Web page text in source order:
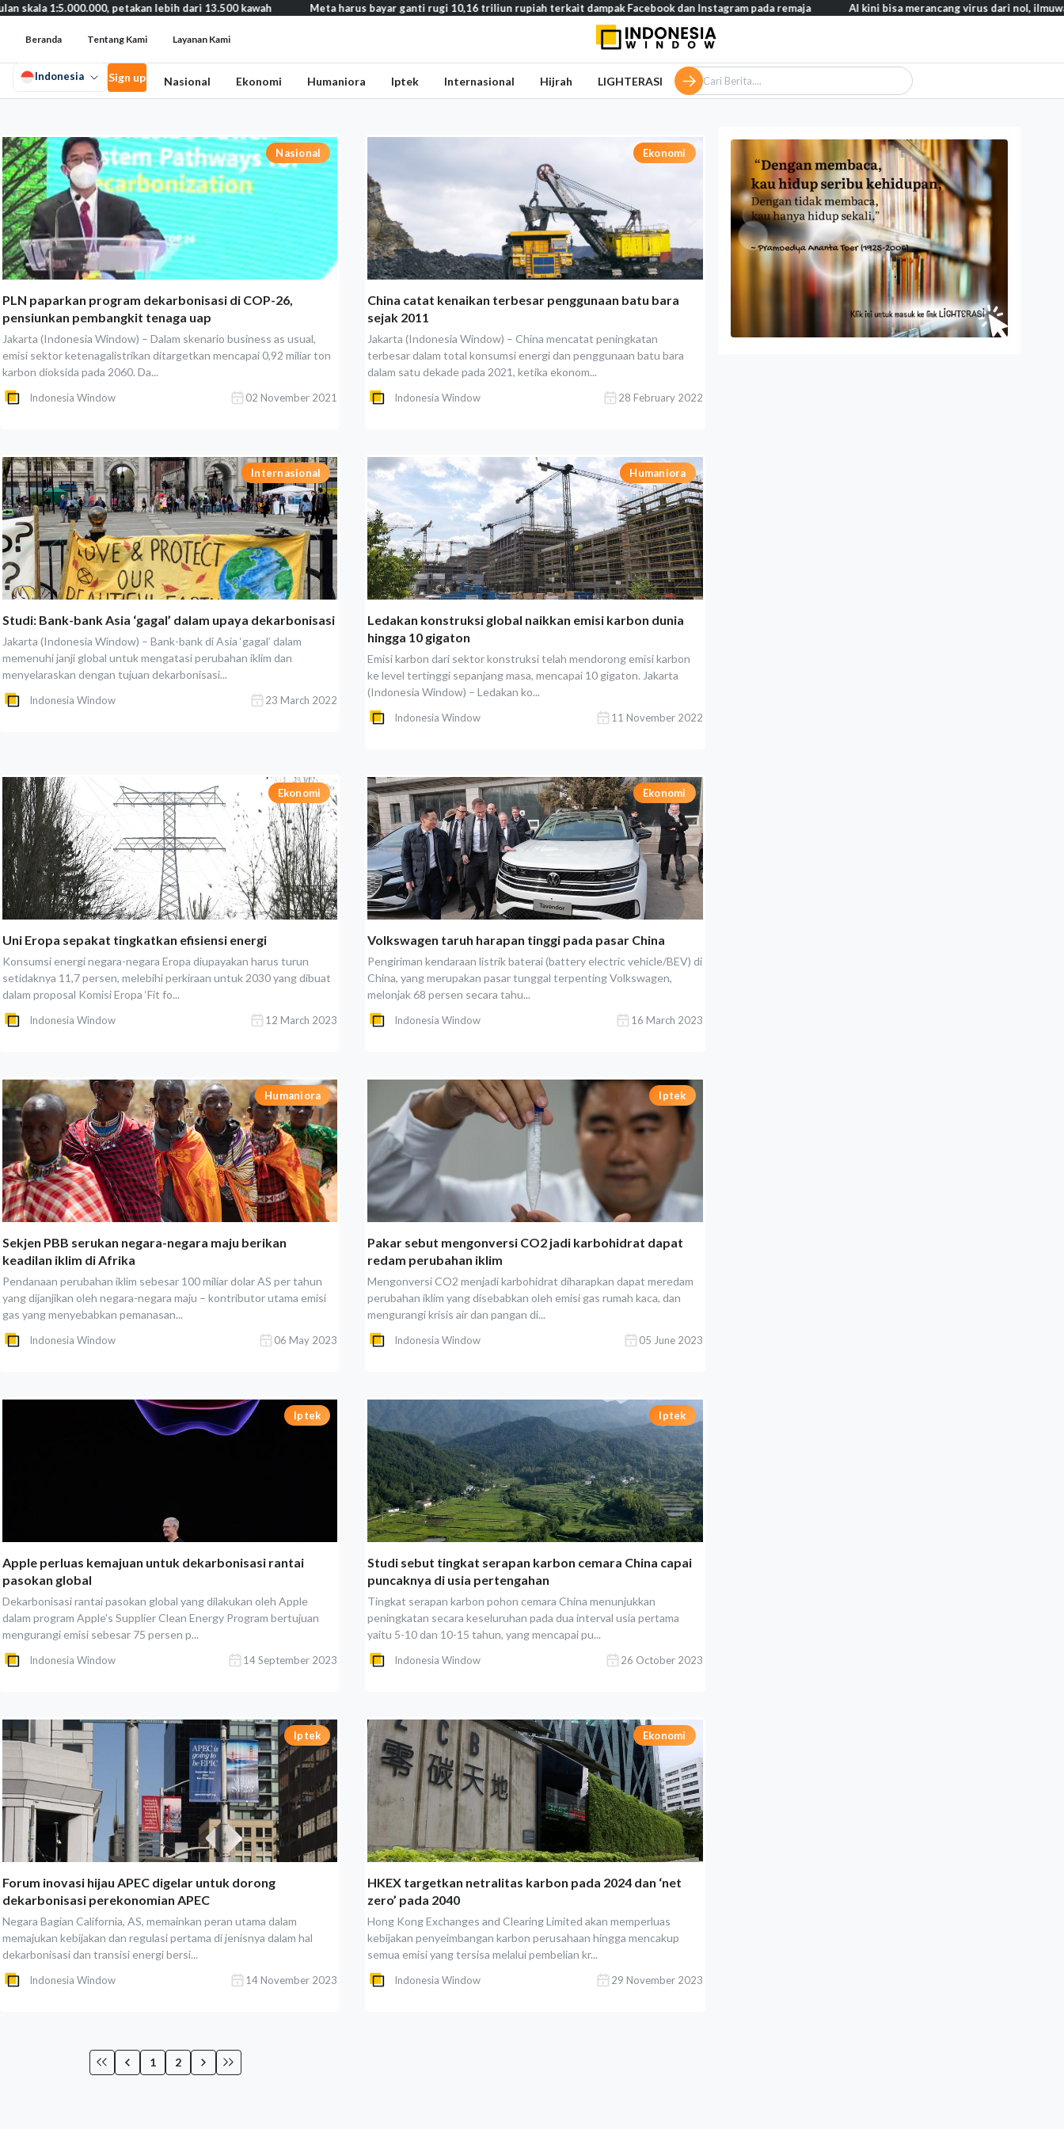
Nasional
PLN paparkan program dekarbonisasi di COP-26,
pensiunkan pembangkit tenaga uap
Jakarta (Indonesia Window) – Dalam skenario business as usual,
emisi sektor ketenagalistrikan ditargetkan mencapai 0,92 miliar ton
karbon dioksida pada 2060. Da...
Indonesia Window 02 November 2021
Ekonomi
China catat kenaikan terbesar penggunaan batu bara
sejak 2011
Jakarta (Indonesia Window) – China mencatat peningkatan
terbesar dalam total konsumsi energi dan penggunaan batu bara
dalam satu dekade pada 2021, ketika ekonom...
Indonesia Window 28 February 2022
Internasional
Studi: Bank-bank Asia ‘gagal’ dalam upaya dekarbonisasi
Jakarta (Indonesia Window) – Bank-bank di Asia ‘gagal’ dalam
memenuhi janji global untuk mengatasi perubahan iklim dan
menyelaraskan dengan tujuan dekarbonisasi...
Indonesia Window 23 March 2022
Humaniora
Ledakan konstruksi global naikkan emisi karbon dunia
hingga 10 gigaton
Emisi karbon dari sektor konstruksi telah mendorong emisi karbon
ke level tertinggi sepanjang masa, mencapai 10 gigaton. Jakarta
(Indonesia Window) – Ledakan ko...
Indonesia Window 11 November 2022
Ekonomi
Uni Eropa sepakat tingkatkan efisiensi energi
Konsumsi energi negara-negara Eropa diupayakan harus turun
setidaknya 11,7 persen, melebihi perkiraan untuk 2030 yang dibuat
dalam proposal Komisi Eropa ‘Fit fo...
Indonesia Window 12 March 2023
Ekonomi
Volkswagen taruh harapan tinggi pada pasar China
Pengiriman kendaraan listrik baterai (battery electric vehicle/BEV) di
China, yang merupakan pasar tunggal terpenting Volkswagen,
melonjak 68 persen secara tahu...
Indonesia Window 16 March 2023
Humaniora
Sekjen PBB serukan negara-negara maju berikan
keadilan iklim di Afrika
Pendanaan perubahan iklim sebesar 100 miliar dolar AS per tahun
yang dijanjikan oleh negara-negara maju – kontributor utama emisi
gas yang menyebabkan pemanasan...
Indonesia Window 06 May 2023
Iptek
Pakar sebut mengonversi CO2 jadi karbohidrat dapat
redam perubahan iklim
Mengonversi CO2 menjadi karbohidrat diharapkan dapat meredam
perubahan iklim yang disebabkan oleh emisi gas rumah kaca, dan
mengurangi krisis air dan pangan di...
Indonesia Window 05 June 2023
Iptek
Apple perluas kemajuan untuk dekarbonisasi rantai
pasokan global
Dekarbonisasi rantai pasokan global yang dilakukan oleh Apple
dalam program Apple's Supplier Clean Energy Program bertujuan
mengurangi emisi sebesar 75 persen p...
Indonesia Window 14 September 2023
Iptek
Studi sebut tingkat serapan karbon cemara China capai
puncaknya di usia pertengahan
Tingkat serapan karbon pohon cemara China menunjukkan
peningkatan secara keseluruhan pada dua interval usia pertama
yaitu 5-10 dan 10-15 tahun, yang mencapai pu...
Indonesia Window 26 October 2023
Iptek
Forum inovasi hijau APEC digelar untuk dorong
dekarbonisasi perekonomian APEC
Negara Bagian California, AS, memainkan peran utama dalam
memajukan kebijakan dan regulasi pertama di jenisnya dalam hal
dekarbonisasi dan transisi energi bersi...
Indonesia Window 14 November 2023
Ekonomi
HKEX targetkan netralitas karbon pada 2024 dan ‘net
zero’ pada 2040
Hong Kong Exchanges and Clearing Limited akan memperluas
kebijakan penyeimbangan karbon perusahaan hingga mencakup
semua emisi yang tersisa melalui pembelian kr...
Indonesia Window 29 November 2023
1 2
1:5.000.000, petakan lebih dari 13.500 kawah Meta harus bayar ganti rugi 10,16 triliun rupiah terkait dampak Facebook dan Instagram pada remaja AI kini bisa merancang virus dari nol, ilmuwan
Beranda Tentang Kami Layanan Kami
Indonesia Sign up Nasional Ekonomi Humaniora Iptek Internasional Hijrah LIGHTERASI